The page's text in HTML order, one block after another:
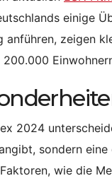
einige
anführen, zeigen
2024
sondern
wie die